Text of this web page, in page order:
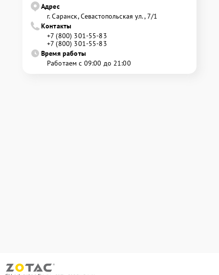
Адрес
г. Саранск, Севастопольская ул., 7/1
Контакты
+7 (800) 301-55-83
+7 (800) 301-55-83
Время работы
Работаем с 09:00 до 21:00